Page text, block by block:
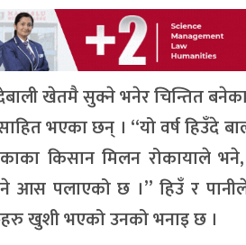
खेतमै सुक्ने भनेर चिन्तित
भएका छन् । “यो वर्ष हिउँदे
किसान मिलन रोकायाले
आस पलाएको छ ।” हिउँ र
खुशी भएको उनको भनाइ छ ।